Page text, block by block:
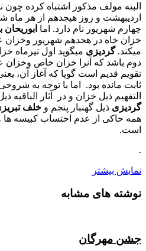
البته مولف مذکور اشتباه کرده
اردیبهشت و روز هیجدهم از هر
چهارم شهریور نام دارد. اما ابوریحان
خزان خاه در هجدهم شهریور وخزان
میکند.گردیزی میگوید اول تیرماه
دوم باشد که آنرا خزان خاص وخزان
تقویم قدیم است گویا که آغاز آن،
ثابت مانده بود. اما با توجه به
التفهیم ذیل خزان و در آثار الباقیه
گردیزی ذیل گهنبار پنجم و خلف
همه حاکی از عدم احتساب کبیسه
است.
.
نمایش بیشتر
نوشته های مشابه
جشن مهرگان